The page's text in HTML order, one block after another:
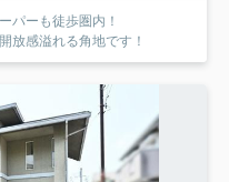
パーも徒歩圏内！
放感溢れる角地です！